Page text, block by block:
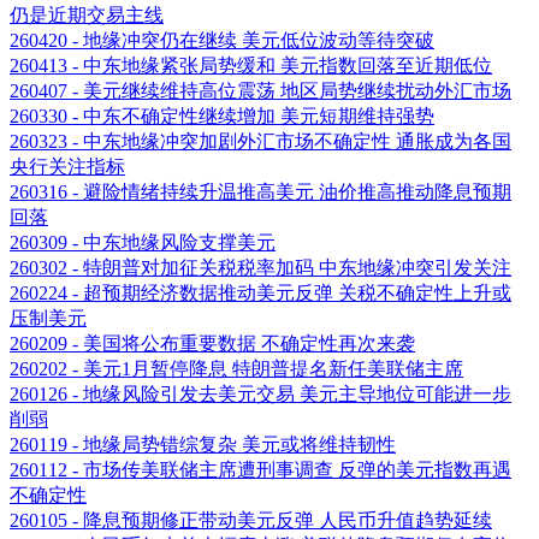
仍是近期交易主线
260420 - 地缘冲突仍在继续 美元低位波动等待突破
260413 - 中东地缘紧张局势缓和 美元指数回落至近期低位
260407 - 美元继续维持高位震荡 地区局势继续扰动外汇市场
260330 - 中东不确定性继续增加 美元短期维持强势
260323 - 中东地缘冲突加剧外汇市场不确定性 通胀成为各国
央行关注指标
260316 - 避险情绪持续升温推高美元 油价推高推动降息预期
回落
260309 - 中东地缘风险支撑美元
260302 - 特朗普对加征关税税率加码 中东地缘冲突引发关注
260224 - 超预期经济数据推动美元反弹 关税不确定性上升或
压制美元
260209 - 美国将公布重要数据 不确定性再次来袭
260202 - 美元1月暂停降息 特朗普提名新任美联储主席
260126 - 地缘风险引发去美元交易 美元主导地位可能进一步
削弱
260119 - 地缘局势错综复杂 美元或将维持韧性
260112 - 市场传美联储主席遭刑事调查 反弹的美元指数再遇
不确定性
260105 - 降息预期修正带动美元反弹 人民币升值趋势延续